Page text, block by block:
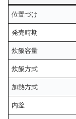
位置づけ
発売時期
炊飯容量
炊飯方式
加熱方式
内釜